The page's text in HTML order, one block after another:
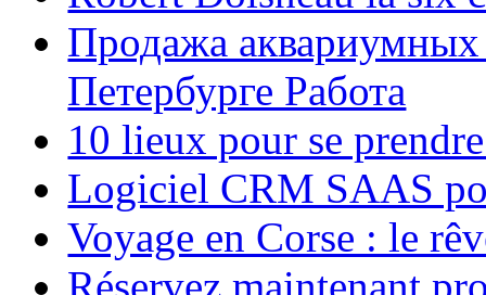
Продажа аквариумных
Петербурге Работа
10 lieux pour se
Logiciel CRM SAAS
Voyage en Corse : le
Réservez maintenant